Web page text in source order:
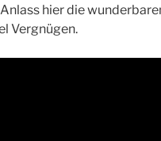
hier die
Vergnügen.